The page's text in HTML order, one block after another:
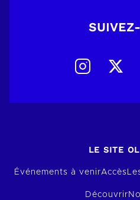
LE SITE
Événements à venirAccès
Découvrir